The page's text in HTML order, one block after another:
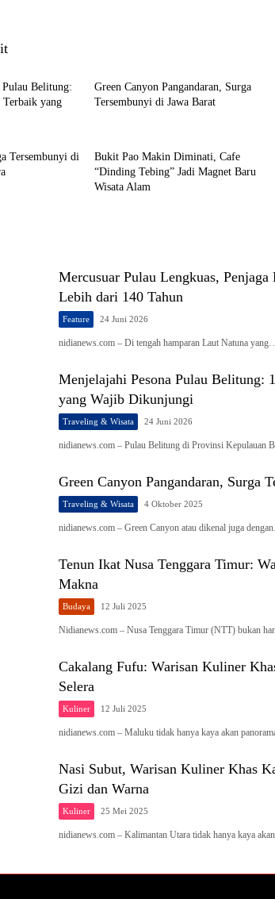
Pulau Belitung:
Terbaik yang
Green Canyon Pangandaran, Surga
Tersembunyi di Jawa Barat
Tersembunyi di
Bukit Pao Makin Diminati, Cafe
“Dinding Tebing” Jadi Magnet Baru
Wisata Alam
Mercusuar Pulau Lengkuas,
Lebih dari 140 Tahun
Feature 24 Juni 2026
nidianews.com – Di tengah hamparan Laut Natuna yang…
Menjelajahi Pesona Pulau Belitung:
yang Wajib Dikunjungi
Traveling & Wisata 24 Juni 2026
nidianews.com – Pulau Belitung di Provinsi Kepulauan
Green Canyon Pangandaran, Surga
Traveling & Wisata 4 Oktober 2025
nidianews.com – Green Canyon atau dikenal juga
Tenun Ikat Nusa Tenggara Timur:
Makna
Budaya 12 Juli 2025
Nidianews.com – Nusa Tenggara Timur (NTT) bukan
Cakalang Fufu: Warisan Kuliner
Selera
Kuliner 12 Juli 2025
nidianews.com – Maluku tidak hanya kaya akan
Nasi Subut, Warisan Kuliner Khas
Gizi dan Warna
Kuliner 25 Mei 2025
nidianews.com – Kalimantan Utara tidak hanya kaya